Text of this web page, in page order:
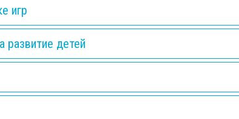
игр
развитие детей